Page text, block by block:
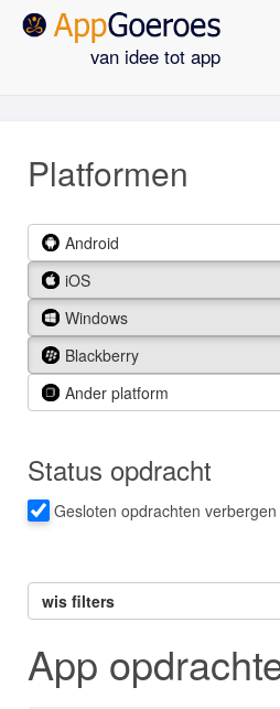
van idee tot app
Platformen
Android
iOS
Windows
Blackberry
Ander platform
Status opdracht
Gesloten opdrachten verbergen
wis filters
App